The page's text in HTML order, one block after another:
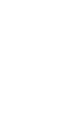
к должностям